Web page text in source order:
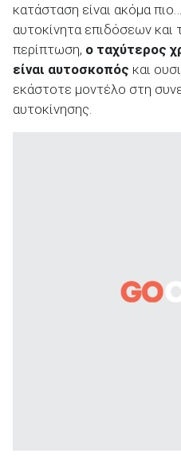
Μεταχειρισμένα
κατάσταση είναι ακόμα
αυτοκίνητα επιδόσεων και
περίπτωση, ο ταχύτερος
είναι αυτοσκοπός και
εκάστοτε μοντέλο στη
αυτοκίνησης.